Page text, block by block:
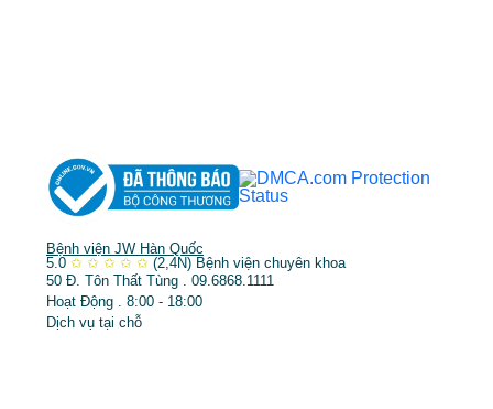
Bệnh viện JW Hàn Quốc
5.0 ✩ ✩ ✩ ✩ ✩ (2,4N) Bệnh viện chuyên khoa
50 Đ. Tôn Thất Tùng . 09.6868.1111
Hoạt Động . 8:00 - 18:00
Dịch vụ tại chỗ